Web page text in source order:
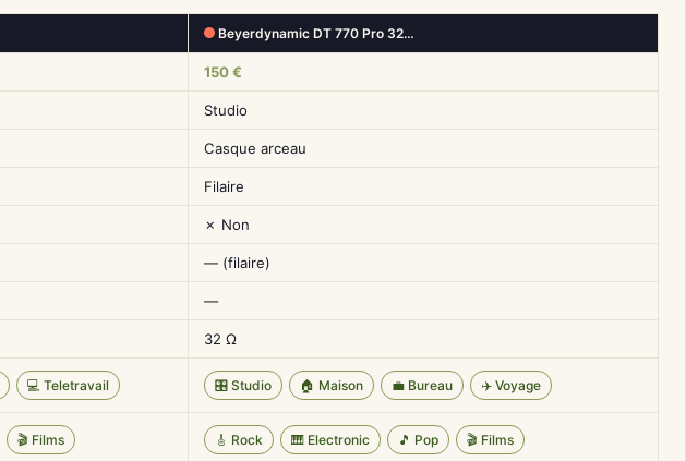
Beyerdynamic DT 770 Pro 32…
150 €
Studio
Casque arceau
Filaire
✗ Non
— (filaire)
—
32 Ω
💻 Teletravail 🎛️ Studio 🏠 Maison 💼 Bureau ✈️ Voyage
🎬 Films 🎸 Rock 🎹 Electronic 🎵 Pop 🎬 Films